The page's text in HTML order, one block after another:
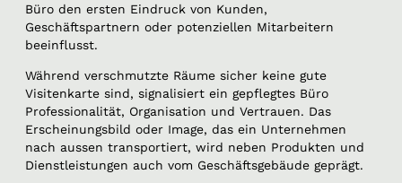
Büro den ersten Eindruck von Kunden,
Geschäftspartnern oder potenziellen Mitarbeitern
beeinflusst.
Während verschmutzte Räume sicher keine gute
Visitenkarte sind, signalisiert ein gepflegtes Büro
Professionalität, Organisation und Vertrauen. Das
Erscheinungsbild oder Image, das ein Unternehmen
nach aussen transportiert, wird neben Produkten und
Dienstleistungen auch vom Geschäftsgebäude geprägt.